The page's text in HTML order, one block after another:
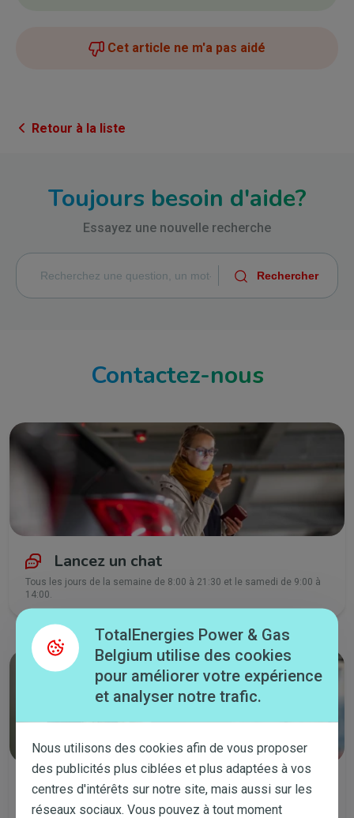
Cet article ne m'a pas aidé
Retour à la liste
Toujours besoin d'aide?
Essayez une nouvelle recherche
Contactez-nous
Lancez un chat
Tous les jours de la semaine de 8:00 à 21:30 et le samedi de 9:00 à
14:00.
Appelez-nous
Tous les jours de la semaine de 8:00 à 19:00 et le samedi de 9:00 à
TotalEnergies Power & Gas
Belgium utilise des cookies
pour améliorer votre expérience
et analyser notre trafic.
Nous utilisons des cookies afin de vous proposer
des publicités plus ciblées et plus adaptées à vos
centres d'intérêts sur notre site, mais aussi sur les
réseaux sociaux. Vous pouvez à tout moment